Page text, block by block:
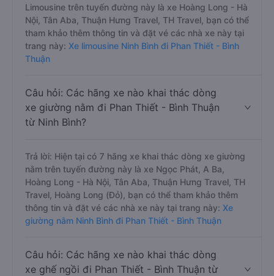
Limousine trên tuyến đường này là xe Hoàng Long - Hà
Nội, Tân Aba, Thuận Hưng Travel, TH Travel, bạn có thể
tham khảo thêm thông tin và đặt vé các nhà xe này tại
trang này: Xe limousine Ninh Bình đi Phan Thiết - Bình
Thuận
Câu hỏi: Các hãng xe nào khai thác dòng
xe giường nằm đi Phan Thiết - Bình Thuận
từ Ninh Bình?
Trả lời: Hiện tại có 7 hãng xe khai thác dòng xe giường
nằm trên tuyến đường này là xe Ngọc Phát, A Ba,
Hoàng Long - Hà Nội, Tân Aba, Thuận Hưng Travel, TH
Travel, Hoàng Long (Đỏ), bạn có thể tham khảo thêm
thông tin và đặt vé các nhà xe này tại trang này: Xe
giường nằm Ninh Bình đi Phan Thiết - Bình Thuận
Câu hỏi: Các hãng xe nào khai thác dòng
xe ghế ngồi đi Phan Thiết - Bình Thuận từ